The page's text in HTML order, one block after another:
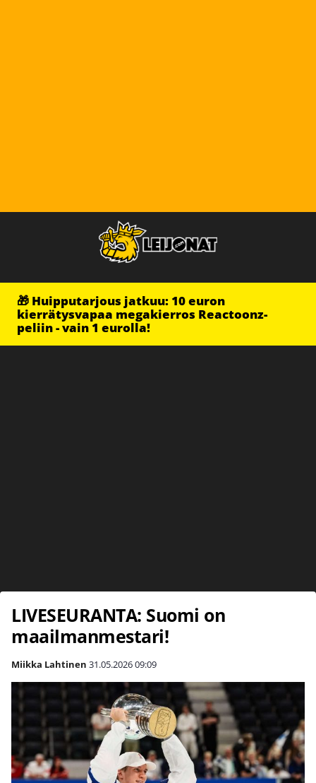
🎁 Huipputarjous jatkuu: 10 euron
kierrätysvapaa megakierros Reactoonz-
peliin - vain 1 eurolla!
LIVESEURANTA: Suomi on
maailmanmestari!
Miikka Lahtinen 31.05.202609:09